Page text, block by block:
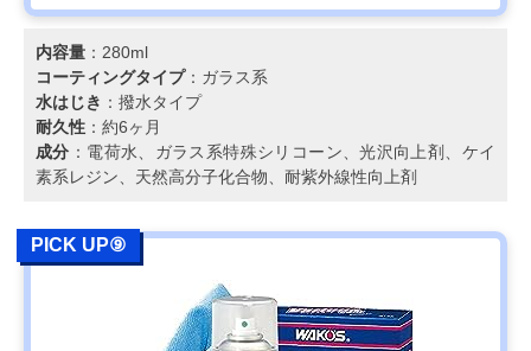
内容量 ：280ml
コーティングタイプ：ガラス系
水はじき ：撥水タイプ
耐久性 ：約6ヶ月
成分 ：電荷水、ガラス系特殊シリコーン、光沢向上剤、ケイ
素系レジン、天然高分子化合物、耐紫外線性向上剤
PICK UP⑨